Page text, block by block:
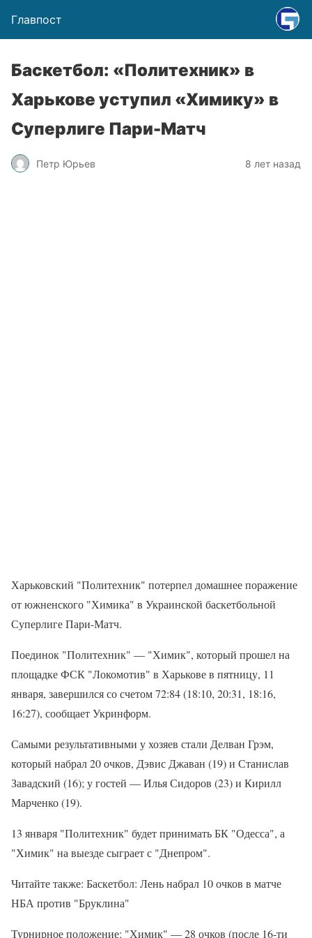
Главпост
Баскетбол: «Политехник» в
Харькове уступил «Химику» в
Суперлиге Пари-Матч
Петр Юрьев 8 лет назад
Харьковский "Политехник" потерпел домашнее поражение
от южненского "Химика" в Украинской баскетбольной
Суперлиге Пари-Матч.
Поединок "Политехник" — "Химик", который прошел на
площадке ФСК "Локомотив" в Харькове в пятницу, 11
января, завершился со счетом 72:84 (18:10, 20:31, 18:16,
16:27), сообщает Укринформ.
Самыми результативными у хозяев стали Делван Грэм,
который набрал 20 очков, Дэвис Джаван (19) и Станислав
Завадский (16); у гостей — Илья Сидоров (23) и Кирилл
Марченко (19).
13 января "Политехник" будет принимать БК "Одесса", а
"Химик" на выезде сыграет с "Днепром".
Читайте также: Баскетбол: Лень набрал 10 очков в матче
НБА против "Бруклина"
Турнирное положение: "Химик" — 28 очков (после 16-ти